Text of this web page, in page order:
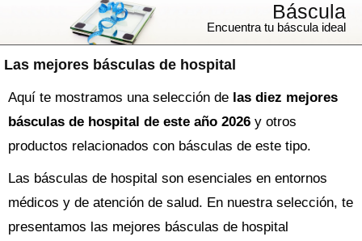
Las mejores básculas de hospital
Báscula
Encuentra tu báscula ideal
Aquí te mostramos una selección de las diez mejores
básculas de hospital de este año 2026 y otros
productos relacionados con básculas de este tipo.
Las básculas de hospital son esenciales en entornos
médicos y de atención de salud. En nuestra selección, te
presentamos las mejores básculas de hospital